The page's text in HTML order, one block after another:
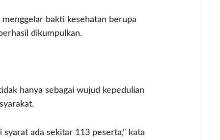
bakti kesehatan berupa
dikumpulkan.
hanya sebagai wujud kepedulian
ada sekitar 113 peserta,” kata